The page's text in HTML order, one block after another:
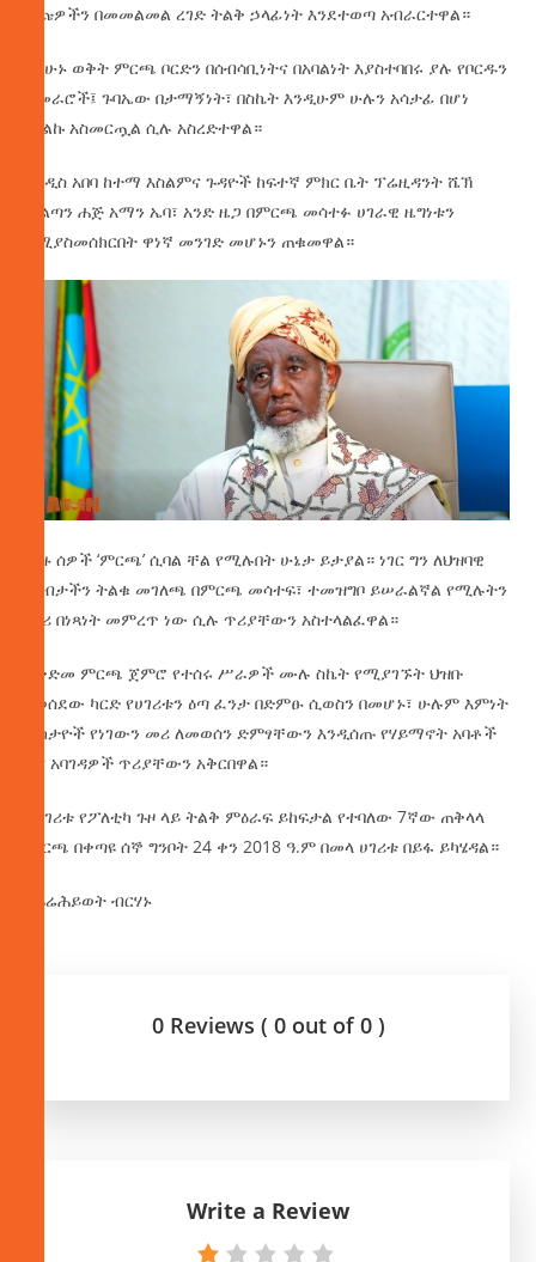
ዕጩዎችን በመመልመል ረገድ ትልቅ ኃላፊነት እንደተወጣ አብራርተዋል።
በአሁኑ ወቅት ምርጫ ቦርድን በሰብሳቢነትና በአባልነት እያስተባበሩ ያሉ የቦርዱን
አመራሮች፤ ጉባኤው በታማኝነት፣ በስኬት እንዲሁም ሁሉን አሳታፊ በሆነ
መልኩ አስመርጧል ሲሉ አስረድተዋል።
የአዲስ አበባ ከተማ እስልምና ጉዳዮች ከፍተኛ ምክር ቤት ፕሬዚዳንት ሼኽ
ሱልጣን ሐጅ አማን ኤባ፣ አንድ ዜጋ በምርጫ መሳተፉ ሀገራዊ ዜግነቱን
የሚያስመሰክርበት ዋነኛ መንገድ መሆኑን ጠቁመዋል።
ብዙ ሰዎች ‘ምርጫ’ ሲባል ቸል የሚሉበት ሁኔታ ይታያል። ነገር ግን ለህዝባዊ
መብታችን ትልቁ መገለጫ በምርጫ መሳተፍ፣ ተመዝግቦ ይሠራልኛል የሚሉትን
መሪ በነጻነት መምረጥ ነው ሲሉ ጥሪያቸውን አስተላልፈዋል።
ከቅድመ ምርጫ ጀምሮ የተሰሩ ሥራዎች ሙሉ ስኬት የሚያገኙት ህዝቡ
በወሰደው ካርድ የሀገሪቱን ዕጣ ፈንታ በድምፁ ሲወስን በመሆኑ፣ ሁሉም እምነት
ተከታዮች የነገውን መሪ ለመወሰን ድምፃቸውን እንዲሰጡ የሃይማኖት አባቶች
እና አባገዳዎች ጥሪያቸውን አቅርበዋል።
የሀገሪቱ የፖለቲካ ጉዞ ላይ ትልቅ ምዕራፍ ይከፍታል የተባለው 7ኛው ጠቅላላ
ምርጫ በቀጣዩ ሰኞ ግንቦት 24 ቀን 2018 ዓ.ም በመላ ሀገሪቱ በይፋ ይካሄዳል።
በፍሬሕይወት ብርሃኑ
0 Reviews ( 0 out of 0 )
Write a Review